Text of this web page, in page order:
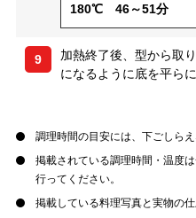
180℃ 46～51分
9
加熱終了後、型から取
になるように底を平らに
調理時間の目安には、下ごしら
掲載されている調理時間・温度
行ってください。
掲載している料理写真と実物の